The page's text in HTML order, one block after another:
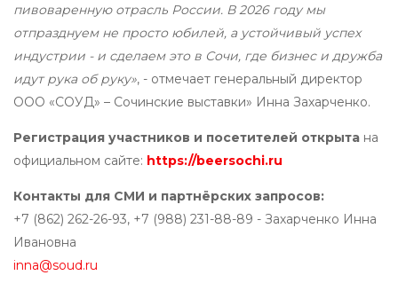
пивоваренную отрасль России. В 2026 году мы
отпразднуем не просто юбилей, а устойчивый успех
индустрии - и сделаем это в Сочи, где бизнес и дружба
идут рука об руку», - отмечает генеральный директор
ООО «СОУД» – Сочинские выставки» Инна Захарченко.
Регистрация участников и посетителей открыта на
официальном сайте: https://beersochi.ru
Контакты для СМИ и партнёрских запросов:
+7 (862) 262-26-93, +7 (988) 231-88-89 - Захарченко Инна
Ивановна
inna@soud.ru